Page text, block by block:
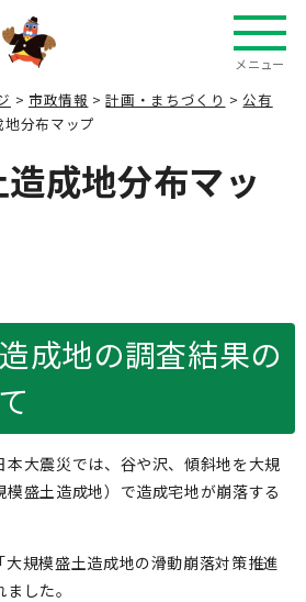
メニュー
> 市政情報 >計画・まちづくり >公有
分布マップ
成地分布マッ
成地の調査結果の
本大震災では、谷や沢、傾斜地を大規
盛土造成地）で造成宅地が崩落する
大規模盛土造成地の滑動崩落対策推進
した。